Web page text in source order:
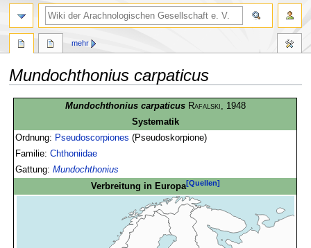
Mundochthonius carpaticus
springen
springen
Mundochthonius carpaticus Rafalski , 1948
Systematik
Ordnung: Pseudoscorpiones (Pseudoskorpione)
Familie:Chthoniidae
Gattung:Mundochthonius
Verbreitung in Europa[Quellen]
mehr